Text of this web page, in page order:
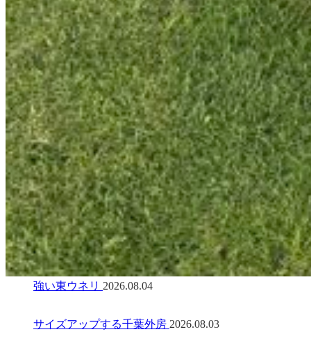
強い東ウネリ 2026.08.04
サイズアップする千葉外房 2026.08.03